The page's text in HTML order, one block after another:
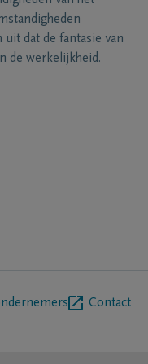
uit dat de fantasie van
de werkelijkheid.
Contact